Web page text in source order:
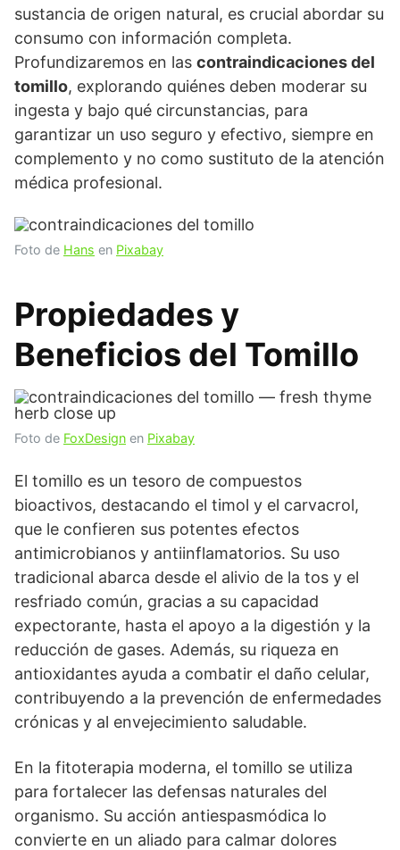
sustancia de origen natural, es crucial abordar su
consumo con información completa.
Profundizaremos en las contraindicaciones del
tomillo, explorando quiénes deben moderar su
ingesta y bajo qué circunstancias, para
garantizar un uso seguro y efectivo, siempre en
complemento y no como sustituto de la atención
médica profesional.
Foto de Hans en Pixabay
Propiedades y
Beneficios del Tomillo
Foto de FoxDesign en Pixabay
El tomillo es un tesoro de compuestos
bioactivos, destacando el timol y el carvacrol,
que le confieren sus potentes efectos
antimicrobianos y antiinflamatorios. Su uso
tradicional abarca desde el alivio de la tos y el
resfriado común, gracias a su capacidad
expectorante, hasta el apoyo a la digestión y la
reducción de gases. Además, su riqueza en
antioxidantes ayuda a combatir el daño celular,
contribuyendo a la prevención de enfermedades
crónicas y al envejecimiento saludable.
En la fitoterapia moderna, el tomillo se utiliza
para fortalecer las defensas naturales del
organismo. Su acción antiespasmódica lo
convierte en un aliado para calmar dolores